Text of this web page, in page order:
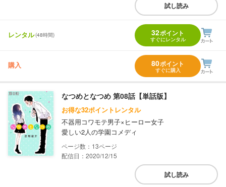
試し読み
レンタル(48時間) 32ポイント
すぐにレンタル
購入 80ポイント
すぐに購入
なつめとなつめ 第08話【単話版】
お得な32ポイントレンタル
不器用コワモテ男子×ヒーロー女子
愛しい2人の学園コメディ
13
配信日：2020/12/15
試し読み